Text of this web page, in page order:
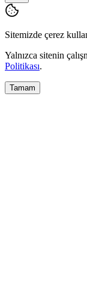
Sitemizde çerez
Yalnızca sitenin
Politikası.
Tamam